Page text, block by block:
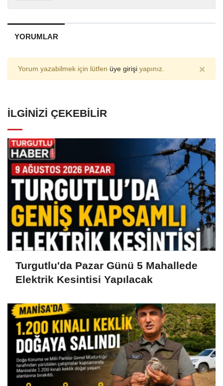
YORUMLAR
Yorum yazabilmek için lütfen üye girişi yapınız. ×
İLGINIZI ÇEKEBILIR
Turgutlu'da Pazar Günü 5 Mahallede
Elektrik Kesintisi Yapılacak